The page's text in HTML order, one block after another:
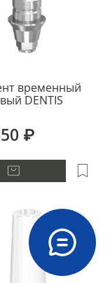
временный
DENTIS
₽